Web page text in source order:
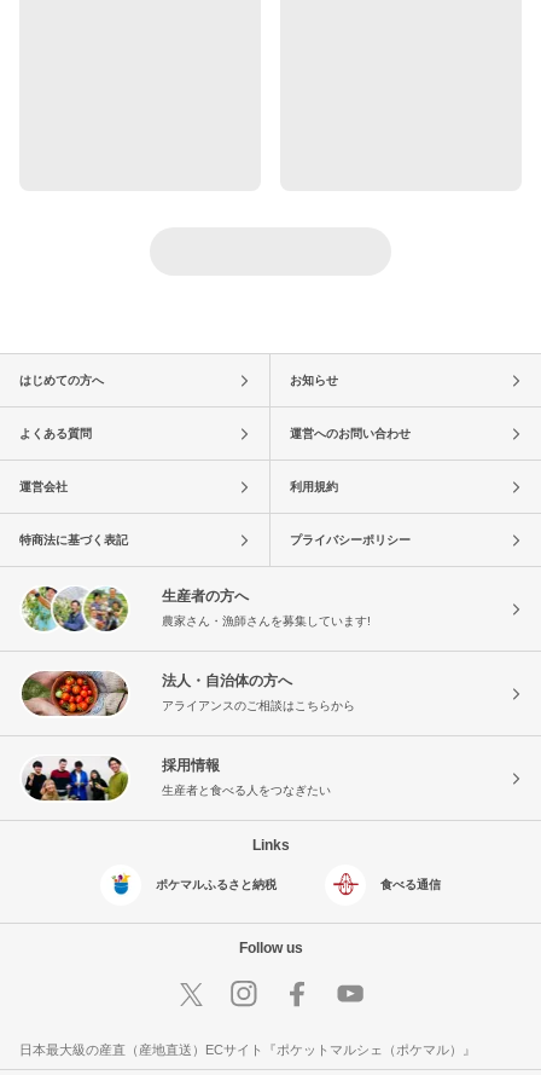
はじめての方へ お知らせ
よくある質問 運営へのお問い合わせ
運営会社 利用規約
特商法に基づく表記 プライバシーポリシー
生産者の方へ
農家さん・漁師さんを募集しています!
法人・自治体の方へ
アライアンスのご相談はこちらから
採用情報
生産者と食べる人をつなぎたい
Links
ポケマルふるさと納税 食べる通信
Follow us
日本最大級の産直（産地直送）ECサイト『ポケットマルシェ（ポケマル）』